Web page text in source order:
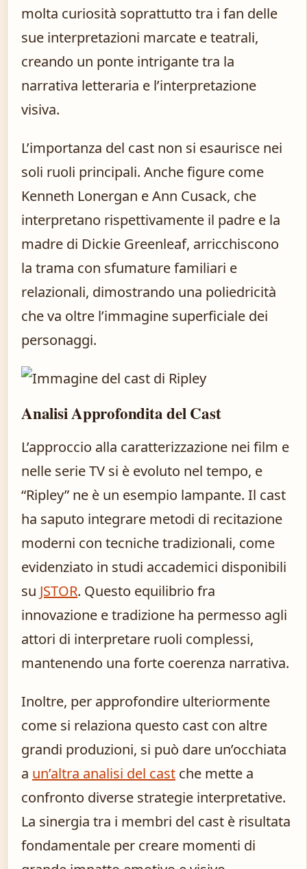
molta curiosità soprattutto tra i fan delle
sue interpretazioni marcate e teatrali,
creando un ponte intrigante tra la
narrativa letteraria e l’interpretazione
visiva.
L’importanza del cast non si esaurisce nei
soli ruoli principali. Anche figure come
Kenneth Lonergan e Ann Cusack, che
interpretano rispettivamente il padre e la
madre di Dickie Greenleaf, arricchiscono
la trama con sfumature familiari e
relazionali, dimostrando una poliedricità
che va oltre l’immagine superficiale dei
personaggi.
Analisi Approfondita del Cast
L’approccio alla caratterizzazione nei film e
nelle serie TV si è evoluto nel tempo, e
“Ripley” ne è un esempio lampante. Il cast
ha saputo integrare metodi di recitazione
moderni con tecniche tradizionali, come
evidenziato in studi accademici disponibili
su JSTOR. Questo equilibrio fra
innovazione e tradizione ha permesso agli
attori di interpretare ruoli complessi,
mantenendo una forte coerenza narrativa.
Inoltre, per approfondire ulteriormente
come si relaziona questo cast con altre
grandi produzioni, si può dare un’occhiata
a un’altra analisi del cast che mette a
confronto diverse strategie interpretative.
La sinergia tra i membri del cast è risultata
fondamentale per creare momenti di